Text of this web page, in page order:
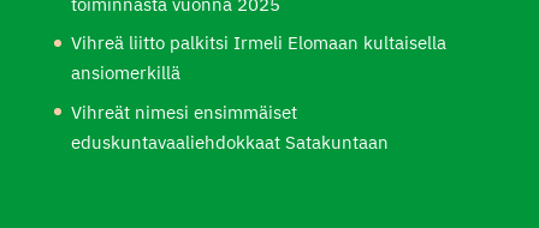
Vihreä liitto palkitsi Irmeli Elomaan kultaisella
ansiomerkillä
Vihreät nimesi ensimmäiset
eduskuntavaaliehdokkaat Satakuntaan